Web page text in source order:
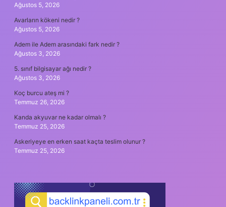
Ağustos 5, 2026
Avarların kökeni nedir ?
Ağustos 5, 2026
Adem ile Adem arasındaki fark nedir ?
Ağustos 3, 2026
5. sınıf bilgisayar ağı nedir ?
Ağustos 3, 2026
Koç burcu ateş mi ?
Temmuz 26, 2026
Kanda akyuvar ne kadar olmalı ?
Temmuz 25, 2026
Askeriyeye en erken saat kaçta teslim olunur ?
Temmuz 25, 2026